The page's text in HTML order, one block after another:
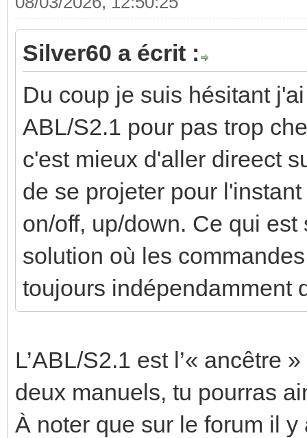
Silver60 a écrit :
Du coup je suis hésitant
ABL/S2.1 pour pas trop
c'est mieux d'aller direect
de se projeter pour
on/off, up/down. Ce qui
solution où les
toujours indépendamment
L’ABL/S2.1 est l’« ancêtre
deux manuels, tu pourras
À noter que sur le forum il